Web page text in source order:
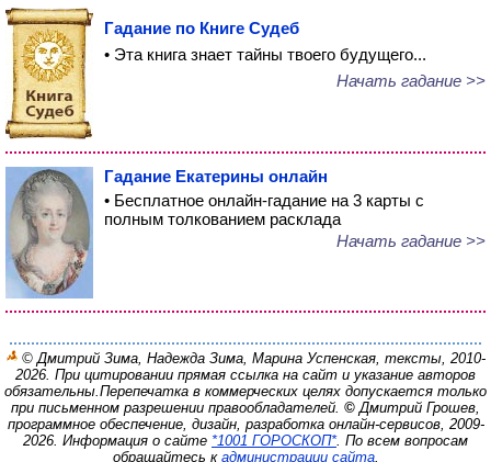
Гадание по Книге Судеб
• Эта книга знает тайны твоего будущего...
Начать гадание >>
Гадание Екатерины онлайн
• Бесплатное онлайн-гадание на 3 карты с
полным толкованием расклада
Начать гадание >>
© Дмитрий Зима, Надежда Зима, Марина Успенская, тексты, 2010-
2026. При цитировании прямая ссылка на сайт и указание авторов
обязательны.Перепечатка в коммерческих целях допускается только
при письменном разрешении правообладателей. © Дмитрий Грошев,
программное обеспечение, дизайн, разработка онлайн-сервисов, 2009-
2026. Информация о сайте *1001 ГОРОСКОП*. По всем вопросам
обращайтесь к администрации сайта.